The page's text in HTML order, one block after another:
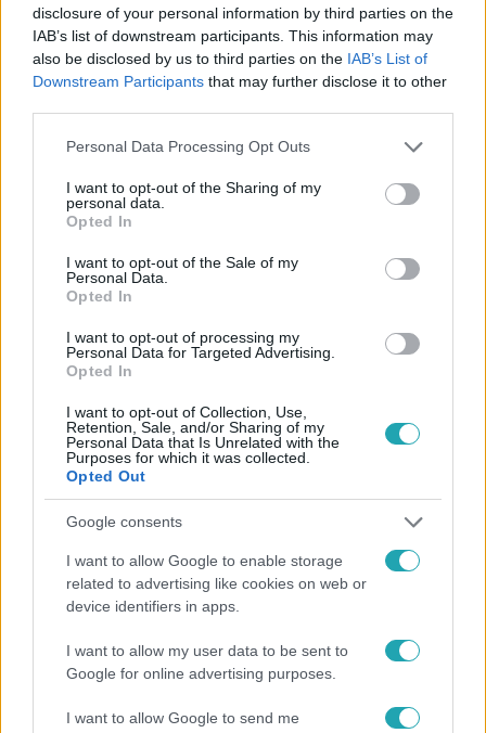
disclosure of your personal information by third parties on the
IAB’s list of downstream participants. This information may
also be disclosed by us to third parties on the IAB’s List of
Downstream Participants that may further disclose it to other
Please note that this website/app uses one or more Google
not limited to your visit or usage behaviour. You may click to
grant or deny consent to Google and its third-party tags to
use your data for below specified purposes in below Google
consent section.
Personal Data Processing Opt Outs
I want to opt-out of the Sharing of my
personal data.
Opted In
I want to opt-out of the Sale of my
Personal Data.
Opted In
I want to opt-out of processing my
Personal Data for Targeted Advertising.
Opted In
I want to opt-out of Collection, Use,
Retention, Sale, and/or Sharing of my
Personal Data that Is Unrelated with the
Purposes for which it was collected.
Opted Out
Google consents
I want to allow Google to enable storage
related to advertising like cookies on web or
device identifiers in apps.
I want to allow my user data to be sent to
Google for online advertising purposes.
I want to allow Google to send me
Kövess minket, és értesülj a friss hírekről a
Facebookon is!
RENDŐRTÁMADÁS #ERDŐKERTES
Népszerű